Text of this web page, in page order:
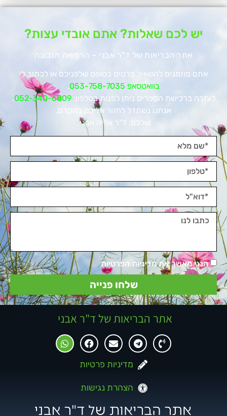
יש לכם שאלות? אתם אובדי עצות?
אתר הבריאות של ד"ר אבני – הרפואה הנכונה
אתם מוזמנים להשאיר פרטים בטופס שלפניכם או לכתוב לי
בוואטסאפ 053-758-7035
.
לעזרה ברכישת הספרים ניתן לפנות בטלפון:052-340-6809
.
אנחנו נשתדל לחזור אליכם בהקדם.
שלכם, ד"ר אריה אבני.
הנני מאשר את מדיניות הפרטיות
שלחו פנייה
אתר הבריאות של ד"ר אבני
מדיניות פרטיות
הצהרת נגישות